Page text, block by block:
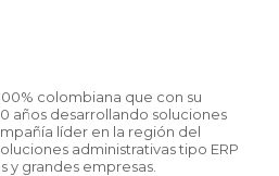
colombiana que con su
años desarrollando soluciones
líder en la región del
administrativas tipo ERP
y grandes empresas.